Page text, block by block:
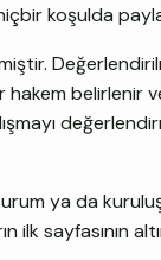
koşulda
belirlenir
ya da
ilk sayfasının